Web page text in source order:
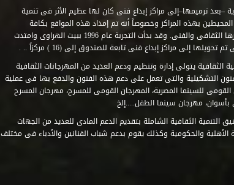
–بعد ترميمها–إلى مراكز إبداع فنى كان لها عظيم الأثر فى تنمية
بهذه المراكز وخصوصاً أنه تم إمداد هذه المواقع بكافة
المتطلبات التى تكفل لها أداء دورها الثقافى والفنى. وقد بدأت التجربة عام 1996 ببيت الهراوى وامتدت
إلى مراكز إبداع فنى تابعة للصندوق إلى (16 ) مركزاً .. .
الثقافية يتولى إدارة وتنظيم ودعم العديد من المهرجانات الثقافية
التشكيلية والتى تعمل على دعم هذه الفنون والدفع بها فى عملية
القومى للسينما المصرية، المهرجان القومى للمسرح، مهرجان المسرح
بأسوان، مهرجان سينما الطفل.....إلخ
الثقافية الشاملة بتقديم الدعم المادى للعديد من الجهات
الأهلية والحكومية وكذلك يقوم بدعم شباب الفنانين والأدباء فى مختلف